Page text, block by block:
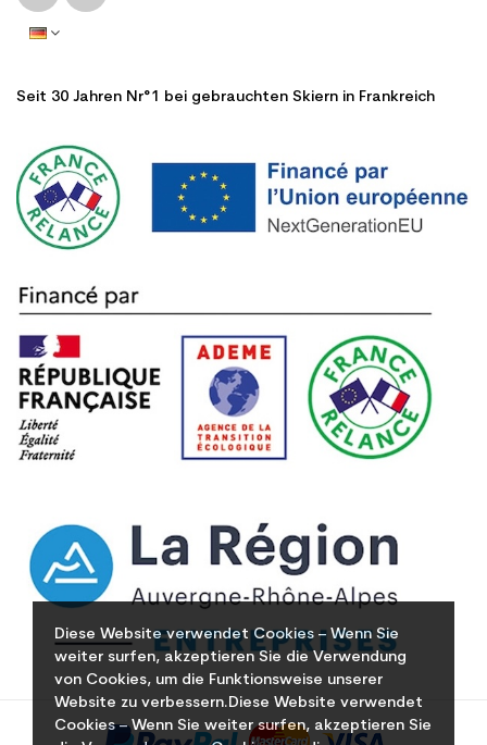
Diese Website verwendet Cookies – Wenn Sie
weiter surfen, akzeptieren Sie die Verwendung
von Cookies, um die Funktionsweise unserer
Website zu verbessern.Diese Website verwendet
Cookies – Wenn Sie weiter surfen, akzeptieren Sie
Seit 30 Jahren Nr°1 bei gebrauchten Skiern in Frankreich